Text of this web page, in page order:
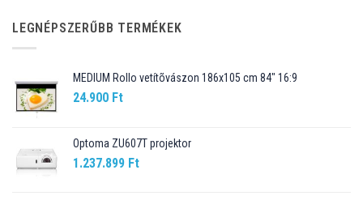
89.990 Ft.76.499 Ft.
LEGNÉPSZERŰBB TERMÉKEK
MEDIUM Rollo vetítõvászon 186x105 cm 84" 16:9
24.900 Ft
Optoma ZU607T projektor
1.237.899 Ft